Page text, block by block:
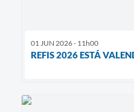
01 JUN 2026 - 11h00
REFIS 2026 ESTÁ